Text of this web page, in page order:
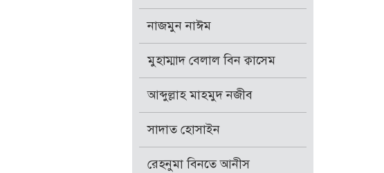
নাজমুন নাঈম
মুহাম্মাদ বেলাল বিন ক্বাসেম
আব্দুল্লাহ মাহমুদ নজীব
সাদাত হোসাইন
রেহনুমা বিনতে আনীস